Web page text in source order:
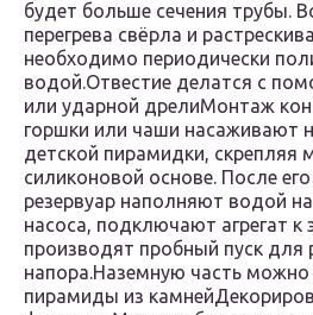
будет больше сечения трубы.
перегрева свёрла и
необходимо периодически
водой.Отвестие делатся с
или ударной дрелиМонтаж
горшки или чаши насаживают
детской пирамидки, скрепляя
силиконовой основе. После
резервуар наполняют водой
насоса, подключают агрегат к
производят пробный пуск для
напора.Наземную часть можно
пирамиды из